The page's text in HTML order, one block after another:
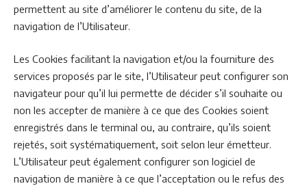
permettent au site d’améliorer le contenu du site, de la
navigation de l’Utilisateur.
Les Cookies facilitant la navigation et/ou la fourniture des
services proposés par le site, l’Utilisateur peut configurer son
navigateur pour qu’il lui permette de décider s’il souhaite ou
non les accepter de manière à ce que des Cookies soient
enregistrés dans le terminal ou, au contraire, qu’ils soient
rejetés, soit systématiquement, soit selon leur émetteur.
L’Utilisateur peut également configurer son logiciel de
navigation de manière à ce que l’acceptation ou le refus des